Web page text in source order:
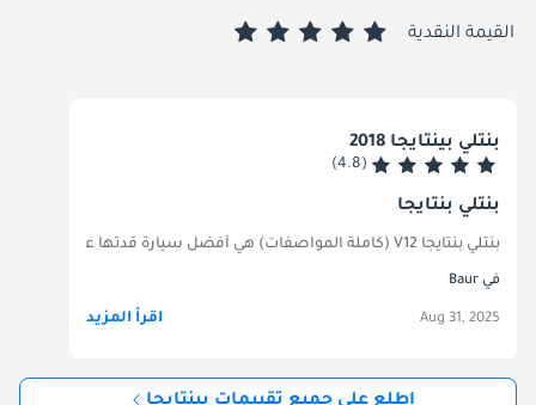
القيمة النقدية
بنتلي بينتايجا 2018
(4.8)
بنتلي بنتايجا
بنتلي بنتايجا V12 (كاملة المواصفات) هي أفضل سيارة قدتها على الإطلاق. إنها رائعة الجمال، وربما الخيار الأمثل لمن يرغب بالاستمتاع بالقيادة في الإمارات العربية المتحدة.
في Baur
Aug 31, 2025 اقرأ المزيد